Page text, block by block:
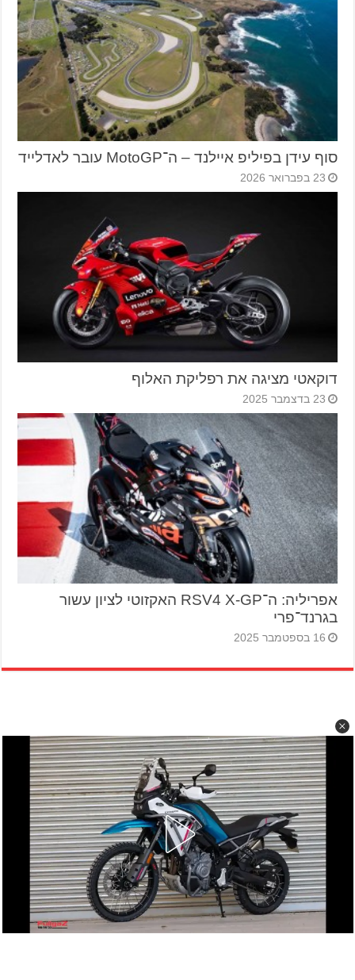
סוף עידן בפיליפ איילנד – ה־MotoGP עובר לאדלייד
23 בפברואר 2026
דוקאטי מציגה את רפליקת האלוף
23 בדצמבר 2025
אפריליה: ה־RSV4 X-GP האקזוטי לציון עשור
בגרנד־פרי
16 בספטמבר 2025